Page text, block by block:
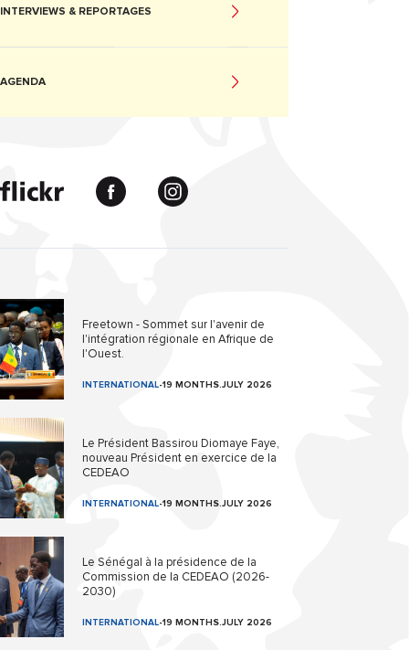
INTERVIEWS & REPORTAGES
AGENDA
Freetown - Sommet sur l'avenir de
l'intégration régionale en Afrique de
l'Ouest.
INTERNATIONAL-19 MONTHS.JULY 2026
Le Président Bassirou Diomaye Faye,
nouveau Président en exercice de la
CEDEAO
INTERNATIONAL-19 MONTHS.JULY 2026
Le Sénégal à la présidence de la
Commission de la CEDEAO (2026-
2030)
INTERNATIONAL-19 MONTHS.JULY 2026